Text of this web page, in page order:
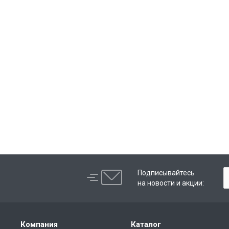
Подписывайтесь
на новости и акции:
Компания Каталог